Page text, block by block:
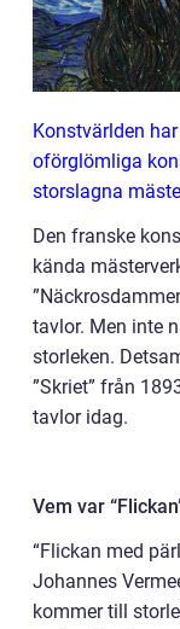
Konstvärlden
oförglömliga
storslagna
Den franske
kända
tavlor. Men inte
storleken.
”Skriet” från
tavlor idag.
Vem var
“Flickan med
Johannes
kommer till